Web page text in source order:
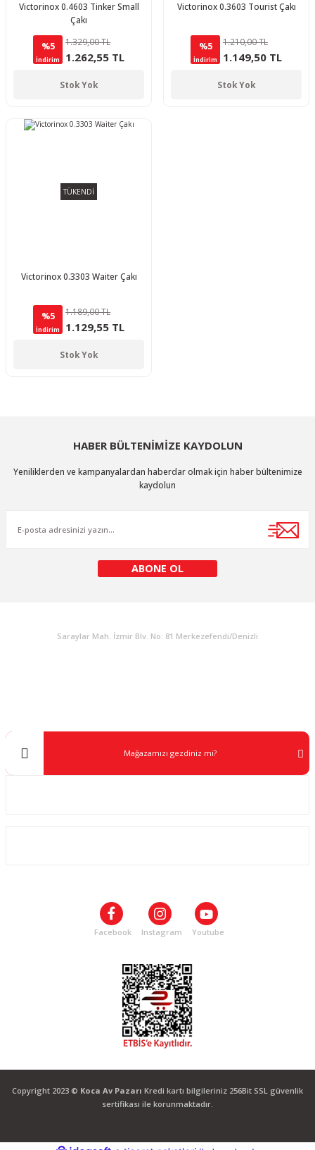
Victorinox 0.4603 Tinker Small
Çakı
%5
İndirim
1.329,00 TL
1.262,55 TL
Stok Yok
Victorinox 0.3603 Tourist Çakı
%5
İndirim
1.210,00 TL
1.149,50 TL
Stok Yok
TÜKENDİ
Victorinox 0.3303 Waiter Çakı
%5
İndirim
1.189,00 TL
1.129,55 TL
Stok Yok
HABER BÜLTENİMİZE KAYDOLUN
Yeniliklerden ve kampanyalardan haberdar olmak için haber bültenimize
kaydolun
ABONE OL
Saraylar Mah. İzmir Blv. No: 81 Merkezefendi/Denizli
Mağazamızı gezdiniz mi?
Facebook Instagram Youtube
Copyright 2023 © Koca Av Pazarı Kredi kartı bilgileriniz 256Bit SSL güvenlik
sertifikası ile korunmaktadır.